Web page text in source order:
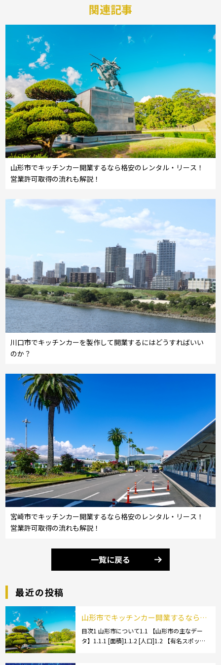
関連記事
山形市でキッチンカー開業するなら格安のレンタル・リース！
営業許可取得の流れも解説！
川口市でキッチンカーを製作して開業するにはどうすればいい
のか？
宮崎市でキッチンカー開業するなら格安のレンタル・リース！
営業許可取得の流れも解説！
一覧に戻る
最近の投稿
山形市でキッチンカー開業するなら格
安のレンタル・リース！営業許可取得
の流れも解説！
目次1 山形市について1.1 【山形市の主なデー
タ】1.1.1 [面積]1.1.2 [人口]1.2 【有名スポッ